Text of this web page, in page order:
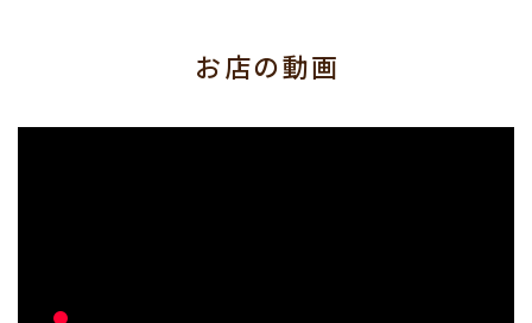
【ワンピスタイルもOK♪】
セキュリティー面もバッチリ☆
お店の動画